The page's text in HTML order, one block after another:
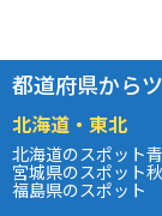
都道府県から
北海道・東北
北海道のスポット
宮城県のスポット
福島県のスポット